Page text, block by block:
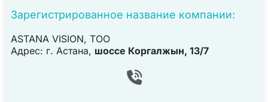
Зарегистрированное название компании:
ASTANA VISION, TOO
Адрес: г. Астана, шоссе Коргалжын, 13/7